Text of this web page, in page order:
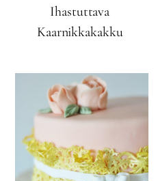
Ihastuttava
Kaarnikkakakku